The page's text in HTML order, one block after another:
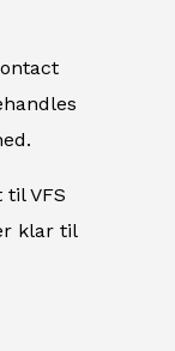
VFS
klar til